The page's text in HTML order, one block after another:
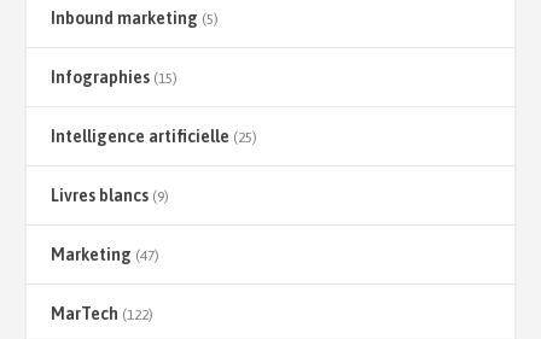
Inbound marketing (5)
Infographies (15)
Intelligence artificielle (25)
Livres blancs (9)
Marketing (47)
MarTech (122)